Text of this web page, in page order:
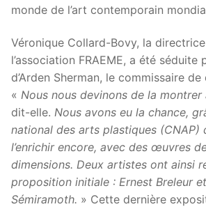
monde de l’art contemporain
Véronique Collard-Bovy, la
l’association FRAEME, a été séduite
d’Arden Sherman, le commissaire
« Nous nous devinons de la montrer
dit-elle. Nous avons eu la chance,
national des arts plastiques (CNAP)
l’enrichir encore, avec des œuvres
dimensions. Deux artistes ont ainsi
proposition initiale : Ernest Breleur
Sémiramoth. » Cette dernière